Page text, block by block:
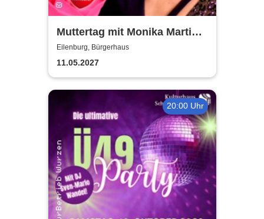
Muttertag mit Monika Martin
2027
Eilenburg, Bürgerhaus
11.05.2027
20:00 Uhr